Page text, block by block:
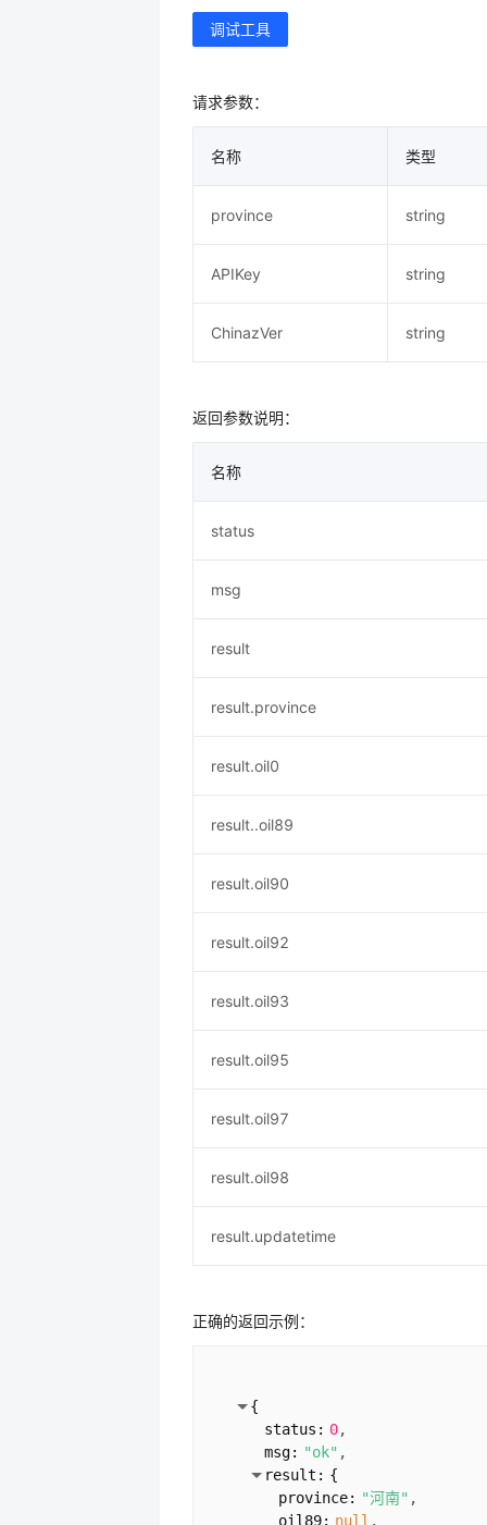
调试工具
请求参数：
名称 类型
province string
APIKey string
ChinazVer string
返回参数说明：
名称
status
msg
result
result.province
result.oil0
result..oil89
result.oil90
result.oil92
result.oil93
result.oil95
result.oil97
result.oil98
result.updatetime
正确的返回示例：
{
status: 0
msg: "ok"
result: {
province: "河南"
oil89: null